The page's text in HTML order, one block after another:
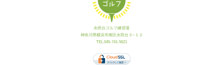
永田台ゴルフ練習場
神奈川県横浜市南区永田台３−１２
TEL.045-741-5621